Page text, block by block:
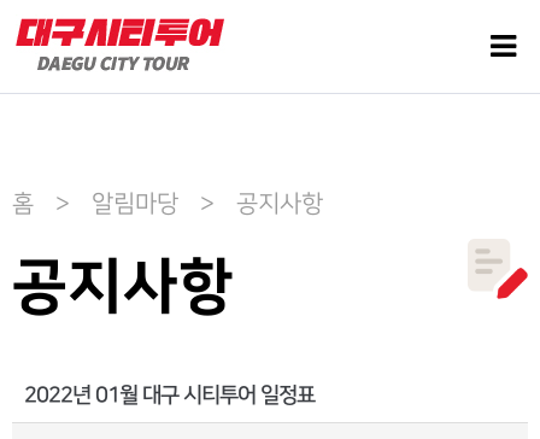
홈 > 알림마당 > 공지사항
공지사항
2022년 01월 대구 시티투어 일정표